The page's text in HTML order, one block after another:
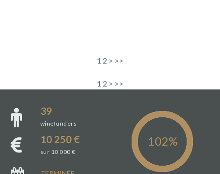
1 2 > >>
1 2 > >>
39
winefunders
10 250 €
sur 10 000 €